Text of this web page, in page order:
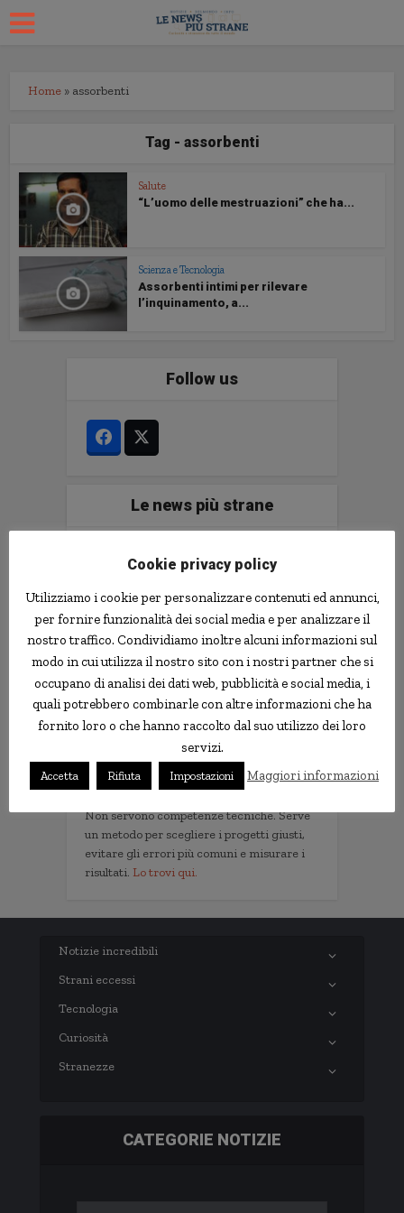
Home » assorbenti
Tag - assorbenti
Salute
“L’uomo delle mestruazioni” che ha...
Scienza e Tecnologia
Assorbenti intimi per rilevare
l’inquinamento, a...
Follow us
Le news più strane
vi racconta le notizie più incredibili, strane,
curiose e divertenti: fatti imbarazzanti,
ladri imbranati, prodotti assurdi, ricerche
Informativa Privacy
Contatti
Implementare l'AI nella tua impresa senza
sprecare tempo e soldi. Il libro con il
Non servono competenze tecniche. Serve
un metodo per scegliere i progetti giusti,
evitare gli errori più comuni e misurare i
risultati. Lo trovi qui.
Notizie incredibili
Strani eccessi
Tecnologia
Curiosità
Stranezze
CATEGORIE NOTIZIE
Cookie privacy policy
Utilizziamo i cookie per personalizzare contenuti ed annunci,
per fornire funzionalità dei social media e per analizzare il
nostro traffico. Condividiamo inoltre alcuni informazioni sul
modo in cui utilizza il nostro sito con i nostri partner che si
occupano di analisi dei dati web, pubblicità e social media, i
quali potrebbero combinarle con altre informazioni che ha
fornito loro o che hanno raccolto dal suo utilizzo dei loro
servizi.
Accetta Rifiuta Impostazioni Maggiori informazioni